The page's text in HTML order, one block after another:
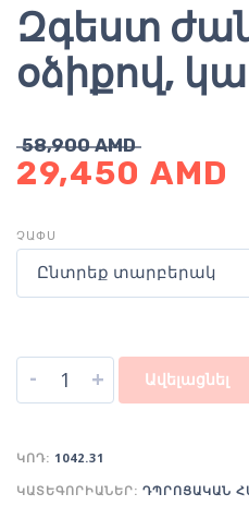
Զգեստ
օձիքով,
58,900AMD
29,450 AMD
ՉԱՓՍ
Ընտրեք տարբերակ
- + Ավելացնել
ԿՈԴ: 1042.31
ԿԱՏԵԳՈՐԻԱՆԵՐ: ԴՊՐՈՑԱԿԱՆ